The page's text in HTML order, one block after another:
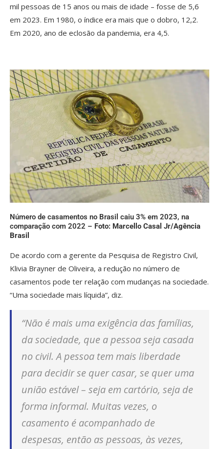
mil pessoas de 15 anos ou mais de idade – fosse de 5,6
em 2023. Em 1980, o índice era mais que o dobro, 12,2.
Em 2020, ano de eclosão da pandemia, era 4,5.
Número de casamentos no Brasil caiu 3% em 2023, na
comparação com 2022 – Foto: Marcello Casal Jr/Agência
Brasil
De acordo com a gerente da Pesquisa de Registro Civil,
Klivia Brayner de Oliveira, a redução no número de
casamentos pode ter relação com mudanças na sociedade.
“Uma sociedade mais líquida”, diz.
“Não é mais uma exigência das famílias,
da sociedade, que a pessoa seja casada
no civil. A pessoa tem mais liberdade
para decidir se quer casar, se quer uma
união estável – seja em cartório, seja de
forma informal. Muitas vezes, o
casamento é acompanhado de
despesas, então as pessoas, às vezes,